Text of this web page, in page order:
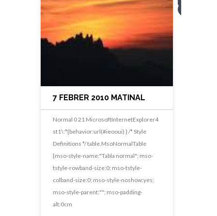
7 FEBRER 2010 MATINAL
PER LA SERRA DE L’OBAC
Normal 0 21 MicrosoftInternetExplorer4
st1\:*{behavior:url(#ieooui) } /* Style
Definitions */ table.MsoNormalTable
{mso-style-name:"Tabla normal"; mso-
tstyle-rowband-size:0; mso-tstyle-
colband-size:0; mso-style-noshow:yes;
mso-style-parent:""; mso-padding-
alt:0cm